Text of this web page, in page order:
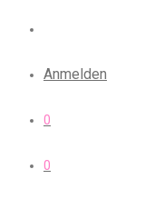
Anmelden
0
0